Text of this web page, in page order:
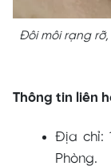
Đôi môi rạng
Thông tin liên
Địa chỉ:
Phòng.